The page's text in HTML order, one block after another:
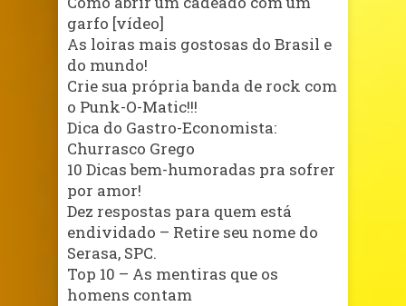
garfo [vídeo]
As loiras mais gostosas do Brasil e
do mundo!
Crie sua própria banda de rock com
o Punk-O-Matic!!!
Dica do Gastro-Economista:
Churrasco Grego
10 Dicas bem-humoradas pra sofrer
por amor!
Dez respostas para quem está
endividado – Retire seu nome do
Serasa, SPC.
Top 10 – As mentiras que os
homens contam